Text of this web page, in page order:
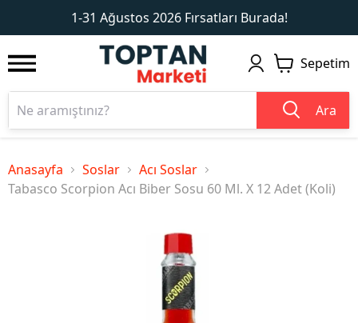
1-31 Ağustos 2026 Fırsatları Burada!
1 2
Sepetim
Ara
Anasayfa Soslar
Acı Soslar
Tabasco Scorpion Acı Biber Sosu 60 Ml. X 12 Adet (Koli)